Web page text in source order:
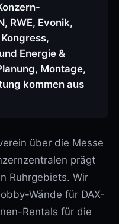
RWE, Evonik,
Energie &
Montage,
kommen aus
über die Messe
prägt
Ruhrgebiets. Wir
Wände für DAX-
Rentals für die